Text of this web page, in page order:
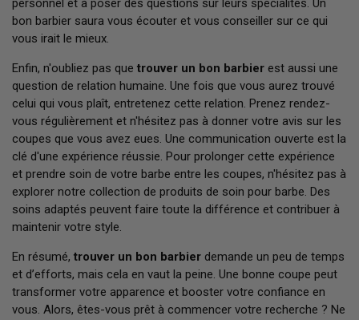
bon barbier saura vous écouter et vous conseiller sur ce qui
vous irait le mieux.
Enfin, n'oubliez pas que trouver un bon barbier est aussi une
question de relation humaine. Une fois que vous aurez trouvé
celui qui vous plaît, entretenez cette relation. Prenez rendez-
vous régulièrement et n'hésitez pas à donner votre avis sur les
coupes que vous avez eues. Une communication ouverte est la
clé d'une expérience réussie. Pour prolonger cette expérience
et prendre soin de votre barbe entre les coupes, n'hésitez pas à
explorer notre collection de produits de soin pour barbe. Des
soins adaptés peuvent faire toute la différence et contribuer à
maintenir votre style.
En résumé, trouver un bon barbier demande un peu de temps
et d’efforts, mais cela en vaut la peine. Une bonne coupe peut
transformer votre apparence et booster votre confiance en
vous. Alors, êtes-vous prêt à commencer votre recherche ? Ne